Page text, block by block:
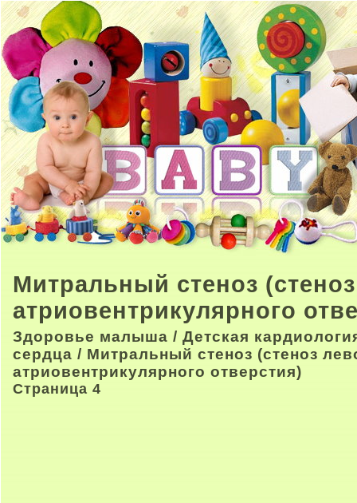
Митральный стеноз
атриовентрикулярного
Здоровье малыша / Детская
сердца / Митральный стеноз (стеноз
атриовентрикулярного отверстия)
Страница 4